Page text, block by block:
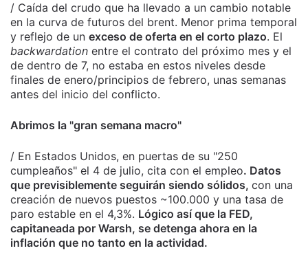
/ Caída del crudo que ha llevado a un cambio notable
en la curva de futuros del brent. Menor prima temporal
y reflejo de un exceso de oferta en el corto plazo. El
backwardation entre el contrato del próximo mes y el
de dentro de 7, no estaba en estos niveles desde
finales de enero/principios de febrero, unas semanas
antes del inicio del conflicto.
Abrimos la "gran semana macro"
/ En Estados Unidos, en puertas de su "250
cumpleaños" el 4 de julio, cita con el empleo. Datos
que previsiblemente seguirán siendo sólidos, con una
creación de nuevos puestos ~100.000 y una tasa de
paro estable en el 4,3%. Lógico así que la FED,
capitaneada por Warsh, se detenga ahora en la
inflación que no tanto en la actividad.